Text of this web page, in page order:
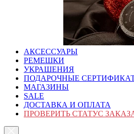
АКСЕССУАРЫ
РЕМЕШКИ
УКРАШЕНИЯ
ПОДАРОЧНЫЕ
МАГАЗИНЫ
SALE
ДОСТАВКА И ОПЛАТА
ПРОВЕРИТЬ СТАТУС